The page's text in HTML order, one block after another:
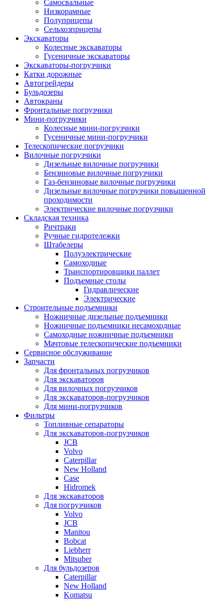
Самосвальные
Низкорамные
Полуприцепы
Сельхозприцепы
Экскаваторы
Колесные экскаваторы
Гусеничные экскаваторы
Экскаваторы-погрузчики
Катки дорожные
Автогрейдеры
Бульдозеры
Автокраны
Фронтальные погрузчики
Мини-погрузчики
Колесные мини-погрузчики
Гусеничные мини-погрузчики
Телескопические погрузчики
Вилочные погрузчики
Дизельные вилочные погрузчики
Бензиновые вилочные погрузчики
Газ-бензиновые вилочные погрузчики
Дизельные вилочные погрузчики повышенной
проходимости
Электрические вилочные погрузчики
Складская техника
Ричтраки
Ручные гидротележки
Штабелеры
Полуэлектрические
Самоходные
Транспортировщики паллет
Подъемные столы
Гидравлические
Электрические
Строительные подъемники
Ножничные дизельные подъемники
Ножничные подъемники несамоходные
Самоходные ножничные подъемники
Мачтовые телескопические подъемники
Сервисное обслуживание
Запчасти
Для фронтальных погрузчиков
Для экскаваторов
Для вилочных погрузчиков
Для экскаваторов-погрузчиков
Для мини-погрузчиков
Фильтры
Топливные сепараторы
Для экскаваторов-погрузчиков
JCB
Volvo
Caterpillar
New Holland
Case
Hidromek
Для экскаваторов
Для погрузчиков
Volvo
JCB
Manitou
Bobcat
Liebherr
Mitsuber
Для бульдозеров
Caterpillar
New Holland
Komatsu